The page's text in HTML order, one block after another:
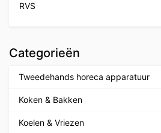
RVS
Categorieën
Tweedehands horeca apparatuur
Koken & Bakken
Koelen & Vriezen